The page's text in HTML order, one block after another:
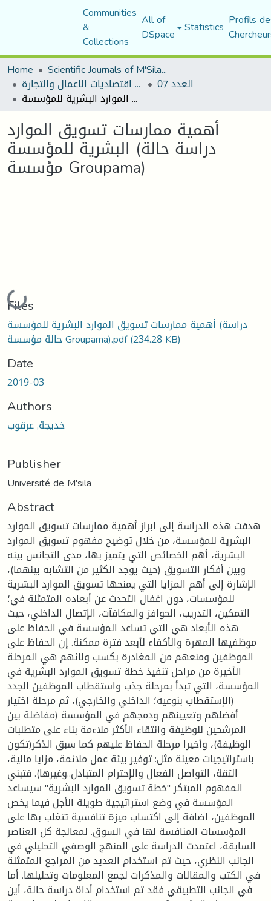
Communities
&
Collections
All of
DSpace Statistics Profils
Home
Scientific Journals of M'Sila University
مجلة اقتصاديات الاعمال والتجارة العدد 07
أهمية ممارسات تسويق الموارد البشرية للمؤسسة (دراسة حالة مؤسسة Groupama)
أهمية ممارسات تسويق الموارد
البشرية للمؤسسة (دراسة حالة
مؤسسة Groupama)
Loading...
Files
أهمية ممارسات تسويق الموارد البشرية للمؤسسة (دراسة
حالة مؤسسة Groupama).pdf(234.28 KB)
Date
2019-03
Authors
خديجة, عرقوب
Publisher
Université de M'sila
Abstract
هدفت هذه الدراسة إلى ابراز أهمية ممارسات تسويق الموارد
البشرية للمؤسسة، من خلال توضيح مفهوم تسويق الموارد
البشرية، أهم الخصائص التي يتميز بها، مدى التجانس بينه
وبين أفكار التسويق (حيث يوجد الكثير من التشابه بينهما)،
الإشارة إلى أهم المزايا التي يمنحها تسويق الموارد البشرية
للمؤسسات، دون اغفال التحدث عن أبعاده المتمثلة في؛
التمكين، التدريب، الحوافز والمكافآت، الإتصال الداخلي، حيث
هذه الأبعاد هي التي تساعد المؤسسة في الحفاظ على
موظفيها المهرة والأكفاء لأبعد فترة ممكنة. إن الحفاظ على
الموظفين ومنعهم من المغادرة بكسب ولائهم هي المرحلة
الأخيرة من مراحل تنفيذ خطة تسويق الموارد البشرية في
المؤسسة، التي تبدأ بمرحلة جذب واستقطاب الموظفين الجدد
(الإستقطاب بنوعيه؛ الداخلي والخارجي)، ثم مرحلة اختيار
أفضلهم وتعيينهم ودمجهم في المؤسسة (مفاضلة بين
المرشحين للوظيفة وانتقاء الأكثر ملاءمة بناء على متطلبات
الوظيفة)، وأخيرا مرحلة الحفاظ عليهم كما سبق الذكر(تكون
باستراتيجيات معينة مثل: توفير بيئة عمل ملائمة، مزايا مالية،
الثقة، التواصل الفعال والإحترام المتبادل..وغيرها). فتبني
المفهوم المبتكر "خطة تسويق الموارد البشرية" سيساعد
المؤسسة في وضع استراتيجية طويلة الأجل فيما يخص
الموظفين، اضافة إلى اكتساب ميزة تنافسية تتغلب بها على
المؤسسات المنافسة لها في السوق. لمعالجة كل العناصر
السابقة، اعتمدت الدراسة على المنهج الوصفي التحليلي في
الجانب النظري، حيث تم استخدام العديد من المراجع المتمثلة
في الكتب والمقالات والمذكرات لجمع المعلومات وتحليلها. أما
في الجانب التطبيقي فقد تم استخدام أداة دراسة حالة، أين